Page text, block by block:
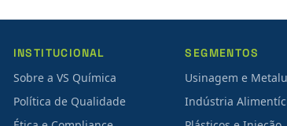
INSTITUCIONAL
Sobre a VS Química
Política de Qualidade
SEGMENTOS
Usinagem e
Indústria